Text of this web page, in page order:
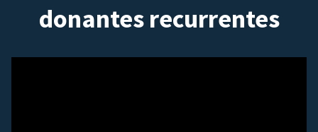
donantes recurrentes